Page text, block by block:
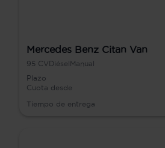
Mercedes Benz Citan Van
95 CVDiéselManual
Plazo
Cuota desde
Tiempo de entrega